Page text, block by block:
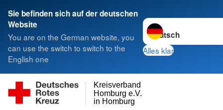
Sie befinden sich auf der deutschen
Website
You are on the German website, you
can use the switch to switch to the
English one
Sprache wechseln zu
Alles klar
in Homburg
Homburg e.V.
Kreisverband